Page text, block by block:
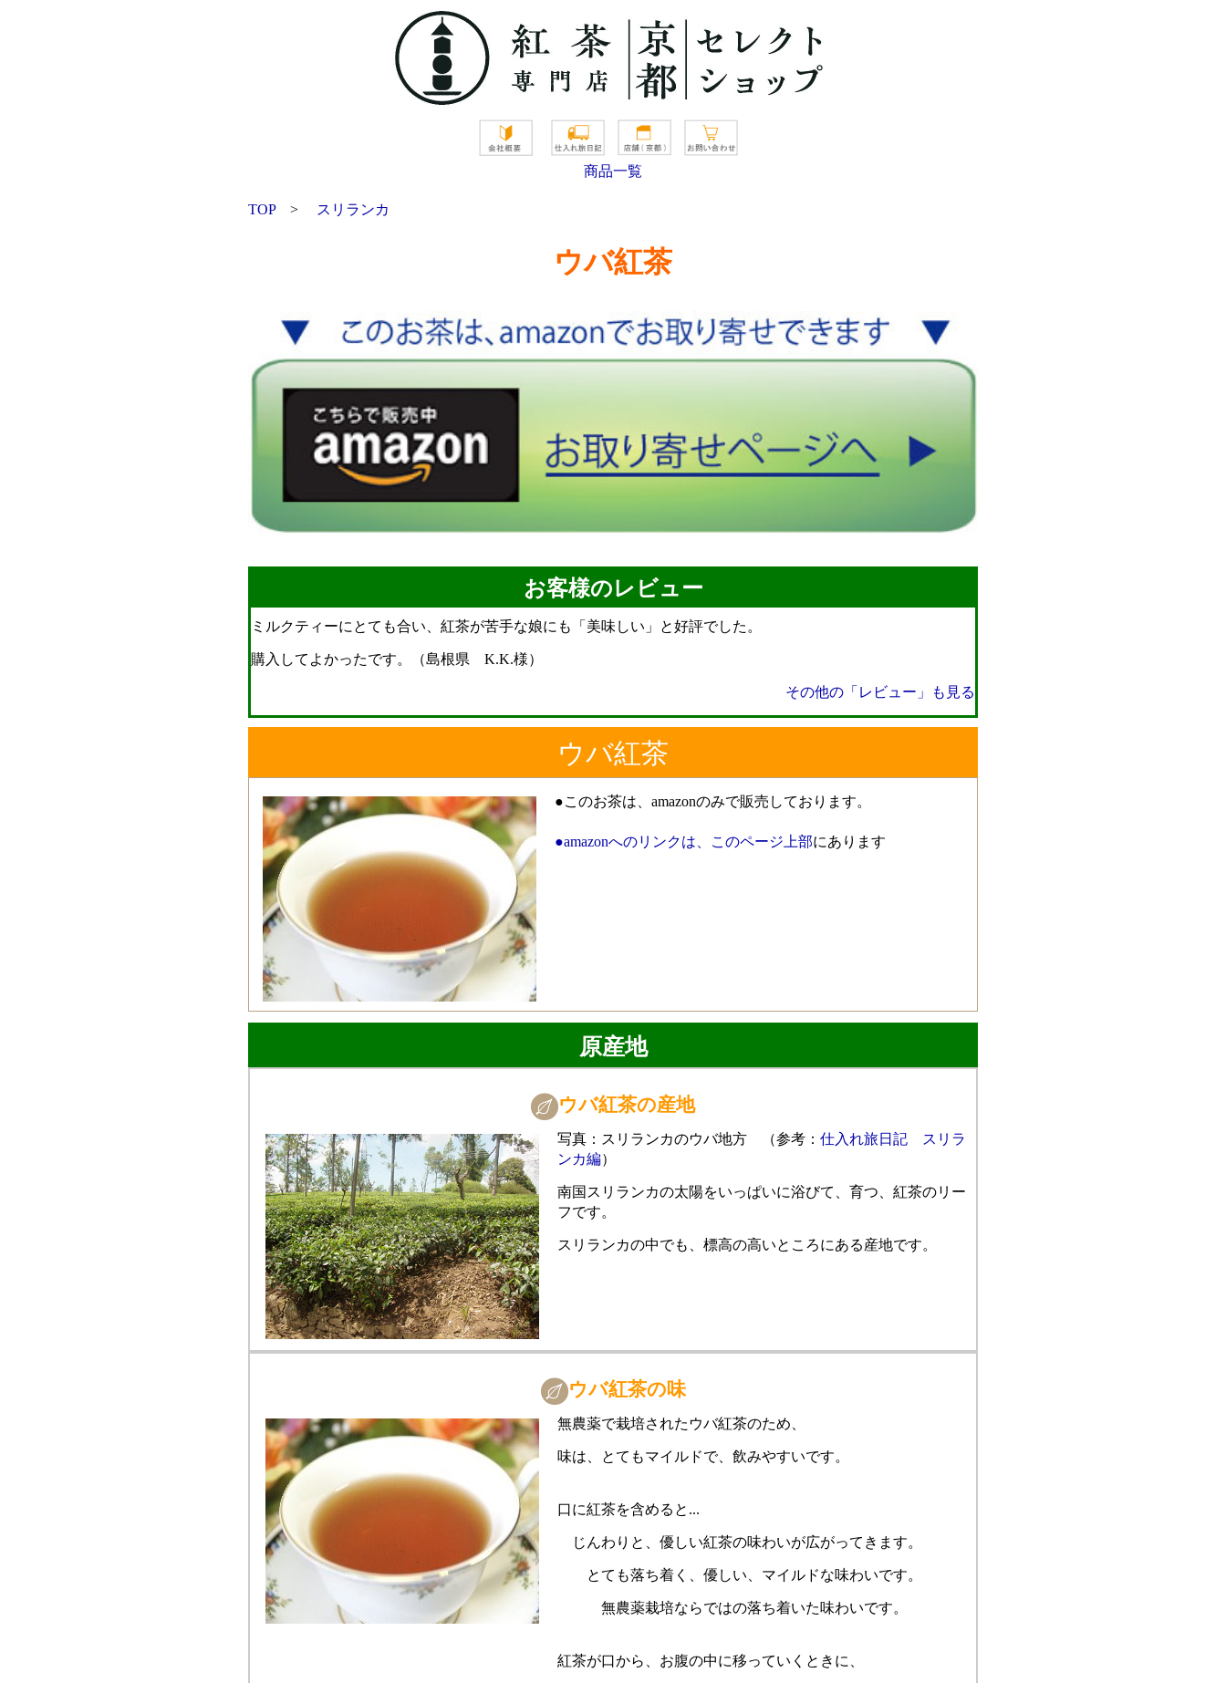
商品一覧
TOP> スリランカ
ウバ紅茶
お客様のレビュー
ミルクティーにとても合い、紅茶が苦手な娘にも「美味しい」と好評でした。
購入してよかったです。（島根県 K.K.様）
その他の「レビュー」も見る
ウバ紅茶
●このお茶は、amazonのみで販売しております。
●amazonへのリンクは、このページ上部にあります
原産地
ウバ紅茶の産地
写真：スリランカのウバ地方 （参考： 仕入れ旅日記 スリラ
ンカ編）
南国スリランカの太陽をいっぱいに浴びて、育つ、紅茶のリー
フです。
スリランカの中でも、標高の高いところにある産地です。
ウバ紅茶の味
無農薬で栽培されたウバ紅茶のため、
味は、とてもマイルドで、飲みやすいです。
口に紅茶を含めると...
じんわりと、優しい紅茶の味わいが広がってきます。
とても落ち着く、優しい、マイルドな味わいです。
無農薬栽培ならではの落ち着いた味わいです。
紅茶が口から、お腹の中に移っていくときに、